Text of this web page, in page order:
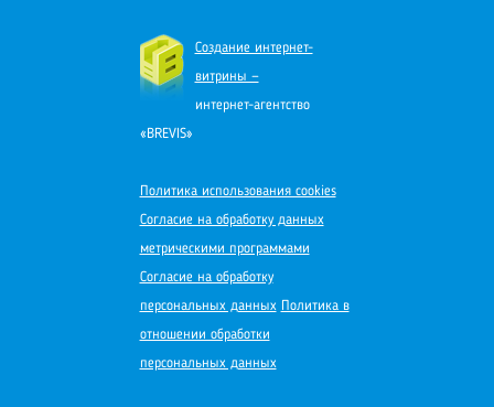
Создание интернет-
витрины —
интернет-агентство
«BREVIS»
Политика использования cookies
Согласие на обработку данных
метрическими программами
Согласие на обработку
персональных данных
Политика в
отношении обработки
персональных данных